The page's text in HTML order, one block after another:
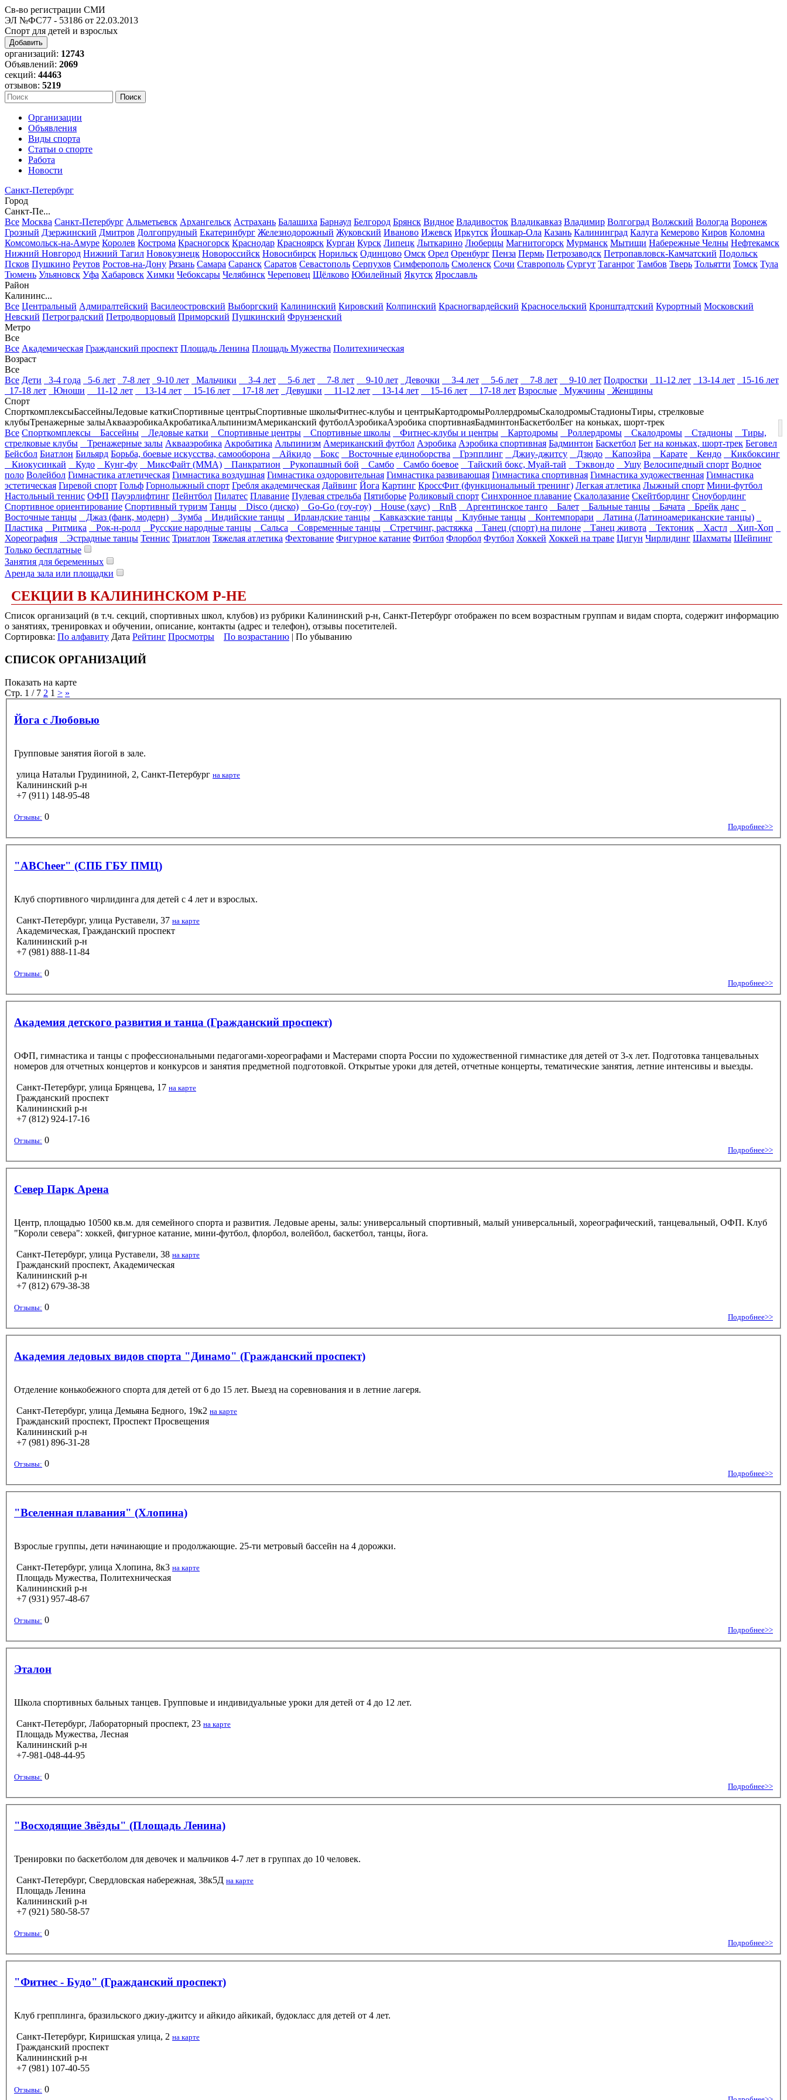
Св-во регистрации СМИ
ЭЛ №ФС77 - 53186 от 22.03.2013
Спорт для детей и взрослых
Добавить
организаций: 12743
Объявлений: 2069
секций: 44463
отзывов: 5219
Организации
Объявления
Виды спорта
Статьи о спорте
Работа
Новости
Санкт-Петербург
Город
Санкт-Пе...
Все Москва Санкт-Петербург Альметьевск Архангельск Астрахань Балашиха Барнаул Белгород Брянск Видное Владивосток Владикавказ Владимир Волгоград Волжский Вологда Воронеж
Грозный Дзержинский Дмитров Долгопрудный Екатеринбург Железнодорожный Жуковский Иваново Ижевск Иркутск Йошкар-Ола Казань Калининград Калуга Кемерово Киров Коломна
Комсомольск-на-Амуре Королев Кострома Красногорск Краснодар Красноярск Курган Курск Липецк Лыткарино Люберцы Магнитогорск Мурманск Мытищи Набережные Челны Нефтекамск
Нижний Новгород Нижний Тагил Новокузнецк Новороссийск Новосибирск Норильск Одинцово Омск Орел Оренбург Пенза Пермь Петрозаводск Петропавловск-Камчатский Подольск
Псков Пушкино Реутов Ростов-на-Дону Рязань Самара Саранск Саратов Севастополь Серпухов Симферополь Смоленск Сочи Ставрополь Сургут Таганрог Тамбов Тверь Тольятти Томск Тула
Тюмень Ульяновск Уфа Хабаровск Химки Чебоксары Челябинск Череповец Щёлково Юбилейный Якутск Ярославль
Район
Калининс...
Все Центральный Адмиралтейский Василеостровский Выборгский Калининский Кировский Колпинский Красногвардейский Красносельский Кронштадтский Курортный Московский
Невский Петроградский Петродворцовый Приморский Пушкинский Фрунзенский
Метро
Все
Все Академическая Гражданский проспект Площадь Ленина Площадь Мужества Политехническая
Возраст
Все
Все Дети 3-4 года 5-6 лет 7-8 лет 9-10 лет Мальчики 3-4 лет 5-6 лет 7-8 лет 9-10 лет Девочки 3-4 лет 5-6 лет 7-8 лет 9-10 лет Подростки 11-12 лет 13-14 лет
15-16 лет
17-18 лет
Юноши 11-12 лет 13-14 лет 15-16 лет 17-18 лет Девушки 11-12 лет 13-14 лет 15-16 лет 17-18 лет Взрослые Мужчины
Женщины
Спорт
СпорткомплексыБассейныЛедовые каткиСпортивные центрыСпортивные школыФитнес-клубы и центрыКартодромыРоллердромыСкалодромыСтадионыТиры, стрелковые
клубыТренажерные залыАквааэробикаАкробатикаАльпинизмАмериканский футболАэробикаАэробика спортивнаяБадминтонБаскетболБег на коньках, шорт-трек
Все Спорткомплексы Бассейны Ледовые катки Спортивные центры Спортивные школы Фитнес-клубы и центры Картодромы Роллердромы Скалодромы Стадионы
Тиры,
стрелковые клубы
Тренажерные залы Аквааэробика Акробатика Альпинизм Американский футбол Аэробика Аэробика спортивная Бадминтон Баскетбол Бег на коньках, шорт-трек Беговел
Бейсбол Биатлон Бильярд Борьба, боевые искусства, самооборона Айкидо Бокс Восточные единоборства Грэпплинг Джиу-джитсу Дзюдо Капоэйра Карате Кендо
Кикбоксинг
Киокусинкай
Кудо Кунг-фу МиксФайт (ММА) Панкратион Рукопашный бой Самбо Самбо боевое Тайский бокс, Муай-тай Тэквондо Ушу Велосипедный спорт Водное
поло Волейбол Гимнастика атлетическая Гимнастика воздушная Гимнастика оздоровительная Гимнастика развивающая Гимнастика спортивная Гимнастика художественная Гимнастика
эстетическая Гиревой спорт Гольф Горнолыжный спорт Гребля академическая Дайвинг Йога Картинг КроссФит (функциональный тренинг) Легкая атлетика Лыжный спорт Мини-футбол
Настольный теннис ОФП Пауэрлифтинг Пейнтбол Пилатес Плавание Пулевая стрельба Пятиборье Роликовый спорт Синхронное плавание Скалолазание Скейтбординг Сноубординг
Спортивное ориентирование Спортивный туризм Танцы Disco (диско) Go-Go (гоу-гоу) House (хаус) RnB Аргентинское танго Балет Бальные танцы Бачата
Брейк данс
Восточные танцы
Джаз (фанк, модерн) Зумба Индийские танцы Ирландские танцы Кавказские танцы Клубные танцы Контемпорари
Латина (Латиноамериканские танцы)
Пластика
Ритмика Рок-н-ролл Русские народные танцы Сальса Современные танцы Стретчинг, растяжка Танец (спорт) на пилоне Танец живота Тектоник Хастл
Хип-Хоп
Хореография
Эстрадные танцы Теннис Триатлон Тяжелая атлетика Фехтование Фигурное катание Фитбол Флорбол Футбол Хоккей Хоккей на траве Цигун Чирлидинг Шахматы Шейпинг
Только бесплатные
Занятия для беременных
Аренда зала или площадки
СЕКЦИИ В КАЛИНИНСКОМ Р-НЕ
Список организаций (в т.ч. секций, спортивных школ, клубов) из рубрики Калининский р-н, Санкт-Петербург отображен по всем возрастным группам и видам спорта, содержит информацию
о занятиях, тренировках и обучении, описание, контакты (адрес и телефон), отзывы посетителей.
Сортировка: По алфавиту Дата Рейтинг Просмотры По возрастанию | По убыванию
СПИСОК ОРГАНИЗАЦИЙ
Показать на карте
Стр. 1 / 7 2 1 > »
Йога с Любовью
Групповые занятия йогой в зале.
улица Натальи Грудининой, 2, Санкт-Петербург на карте
Калининский р-н
+7 (911) 148-95-48
Отзывы: 0
Подробнее>>
"ABCheer" (СПБ ГБУ ПМЦ)
Клуб спортивного чирлидинга для детей с 4 лет и взрослых.
Санкт-Петербург, улица Руставели, 37 на карте
Академическая, Гражданский проспект
Калининский р-н
+7 (981) 888-11-84
Отзывы: 0
Подробнее>>
Академия детского развития и танца (Гражданский проспект)
ОФП, гимнастика и танцы с профессиональными педагогами-хореографами и Мастерами спорта России по художественной гимнастике для детей от 3-х лет. Подготовка танцевальных
номеров для отчетных концертов и конкурсов и занятия предметной подготовкой. Открытые уроки для детей, отчетные концерты, тематические занятия, летние интенсивы и выезды.
Санкт-Петербург, улица Брянцева, 17 на карте
Гражданский проспект
Калининский р-н
+7 (812) 924-17-16
Отзывы: 0
Подробнее>>
Север Парк Арена
Центр, площадью 10500 кв.м. для семейного спорта и развития. Ледовые арены, залы: универсальный спортивный, малый универсальный, хореографический, танцевальный, ОФП. Клуб
"Короли севера": хоккей, фигурное катание, мини-футбол, флорбол, волейбол, баскетбол, танцы, йога.
Санкт-Петербург, улица Руставели, 38 на карте
Гражданский проспект, Академическая
Калининский р-н
+7 (812) 679-38-38
Отзывы: 0
Подробнее>>
Академия ледовых видов спорта "Динамо" (Гражданский проспект)
Отделение конькобежного спорта для детей от 6 до 15 лет. Выезд на соревнования и в летние лагеря.
Санкт-Петербург, улица Демьяна Бедного, 19к2 на карте
Гражданский проспект, Проспект Просвещения
Калининский р-н
+7 (981) 896-31-28
Отзывы: 0
Подробнее>>
"Вселенная плавания" (Хлопина)
Взрослые группы, дети начинающие и продолжающие. 25-ти метровый бассейн на 4 дорожки.
Санкт-Петербург, улица Хлопина, 8к3 на карте
Площадь Мужества, Политехническая
Калининский р-н
+7 (931) 957-48-67
Отзывы: 0
Подробнее>>
Эталон
Школа спортивных бальных танцев. Групповые и индивидуальные уроки для детей от 4 до 12 лет.
Санкт-Петербург, Лабораторный проспект, 23 на карте
Площадь Мужества, Лесная
Калининский р-н
+7-981-048-44-95
Отзывы: 0
Подробнее>>
"Восходящие Звёзды" (Площадь Ленина)
Тренировки по баскетболом для девочек и мальчиков 4-7 лет в группах до 10 человек.
Санкт-Петербург, Свердловская набережная, 38к5Д на карте
Площадь Ленина
Калининский р-н
+7 (921) 580-58-57
Отзывы: 0
Подробнее>>
"Фитнес - Будо" (Гражданский проспект)
Клуб грепплинга, бразильского джиу-джитсу и айкидо айкикай, будокласс для детей от 4 лет.
Санкт-Петербург, Киришская улица, 2 на карте
Гражданский проспект
Калининский р-н
+7 (981) 107-40-55
Отзывы: 0